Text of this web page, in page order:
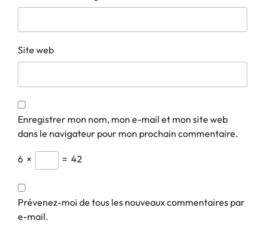
Site web
Enregistrer mon nom, mon e-mail et mon site web
dans le navigateur pour mon prochain commentaire.
6 × = 42
Prévenez-moi de tous les nouveaux commentaires par
e-mail.